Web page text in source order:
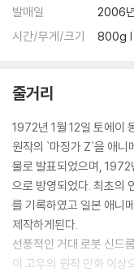
발매일
2006
시간/무게/크기
800g |
줄거리
1972년 1월 12일 토에이
원작의 `마징가 Z`을 애
물로 발표되었으며,
으로 방영되었다. 최초의
를 기록하였고 일본 애니
제작하게된다.
선풍적인 거대 로봇 신드
이 고우의 원작 만화 이상